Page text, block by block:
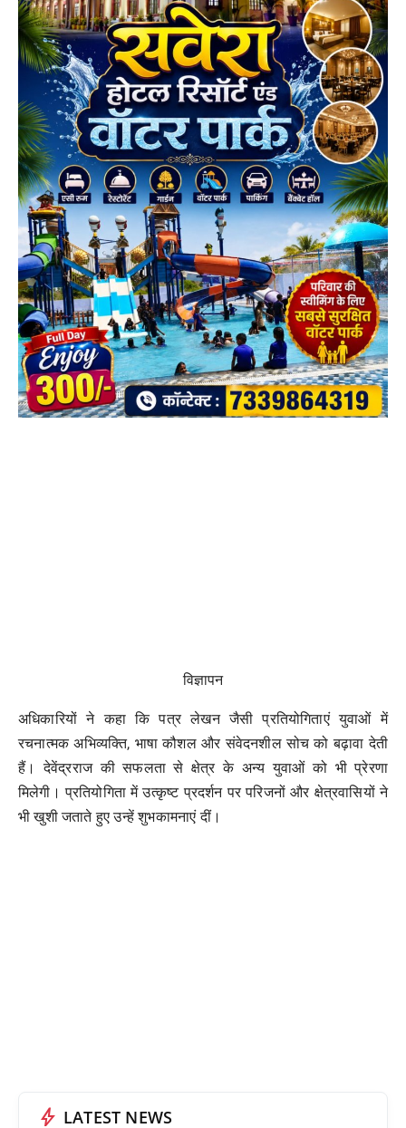
विज्ञापन
अधिकारियों ने कहा कि पत्र लेखन जैसी प्रतियोगिताएं युवाओं में
रचनात्मक अभिव्यक्ति, भाषा कौशल और संवेदनशील सोच को बढ़ावा देती
हैं। देवेंद्रराज की सफलता से क्षेत्र के अन्य युवाओं को भी प्रेरणा
मिलेगी। प्रतियोगिता में उत्कृष्ट प्रदर्शन पर परिजनों और क्षेत्रवासियों ने
भी खुशी जताते हुए उन्हें शुभकामनाएं दीं।
bolt LATEST NEWS